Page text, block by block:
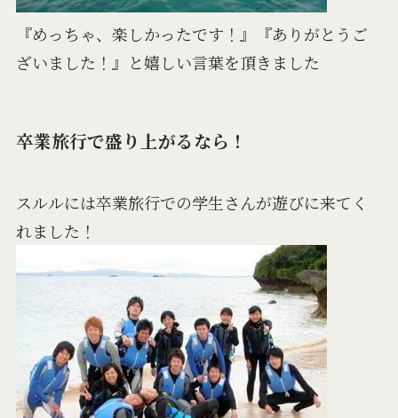
『めっちゃ、楽しかったです！』『ありがとうご
ざいました！』と嬉しい言葉を頂きました
卒業旅行で盛り上がるなら！
スルルには卒業旅行での学生さんが遊びに来てく
れました！